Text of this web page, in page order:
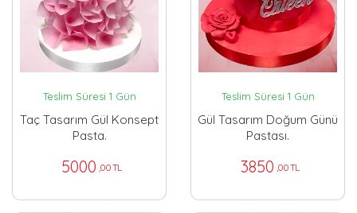
Teslim Süresi 1 Gün
Taç Tasarım Gül Konsept
Pasta.
5000 ,00 TL
Teslim Süresi 1 Gün
Gül Tasarım Doğum Günü
Pastası.
3850 ,00 TL